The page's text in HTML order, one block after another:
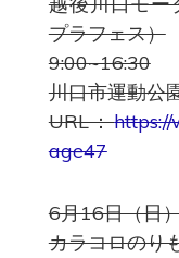
プラフェス）
9:00~16:30
川口市運動公
URL：
age47
6月16日（日
カラコロのり